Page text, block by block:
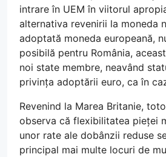
intrare în UEM în viitorul
alternativa revenirii la moneda
adoptată moneda europeană,
posibilă pentru România,
noi state membre, neavând
privința adoptării euro, ca în
Revenind la Marea Britanie,
observa că flexibilitatea pieței
unor rate ale dobânzii reduse
principal mai multe locuri de